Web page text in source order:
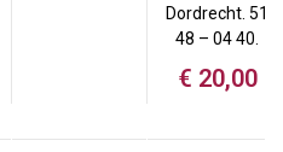
Dordrecht. 51
48 – 04 40.
€ 20,00